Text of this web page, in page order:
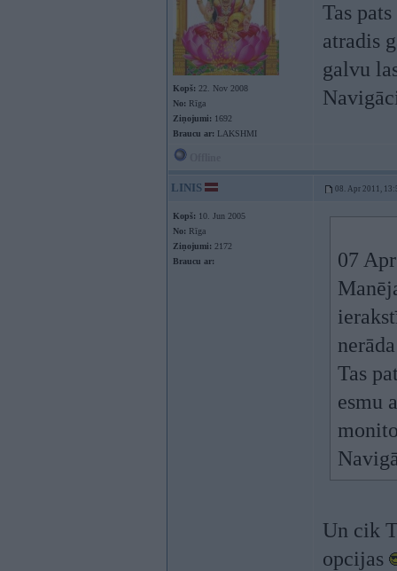
Kopš: 22. Nov 2008
No: Rīga
Ziņojumi: 1692
Braucu ar: LAKSHMI
Tas
atradis
galvu
LINIS 08. Apr 2011,
Kopš: 10. Jun 2005
No: Rīga
Ziņojumi: 2172
Braucu ar:
07
Tas
esmu
Un cik
opcijas